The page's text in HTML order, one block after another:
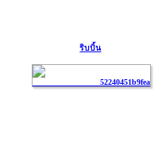
ริบบิ้น